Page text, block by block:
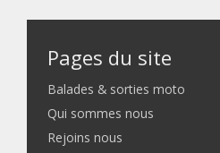
Pages du site
Balades & sorties moto
Qui sommes nous
Rejoins nous